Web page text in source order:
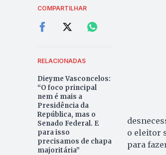
COMPARTILHAR
RELACIONADAS
Dieyme Vasconcelos:
“O foco principal
nem é mais a
Presidência da
República, mas o
Senado Federal. E
para isso
precisamos de chapa
majoritária”
o eleitor
para